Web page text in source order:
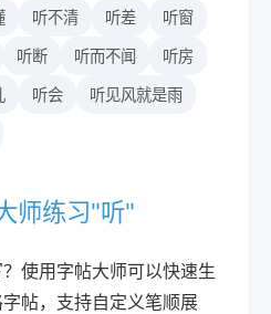
听不清 听差 听窗
听断 听而不闻 听房
听会 听见风就是雨
师练习"听"
使用字帖大师可以快速生
帖，支持自定义笔顺展